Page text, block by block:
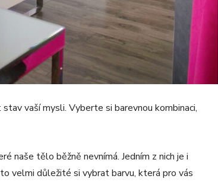
vaší mysli. Vyberte si barevnou kombinaci,
naše tělo běžně nevnímá. Jedním z nich je i
velmi důležité si vybrat barvu, která pro vás